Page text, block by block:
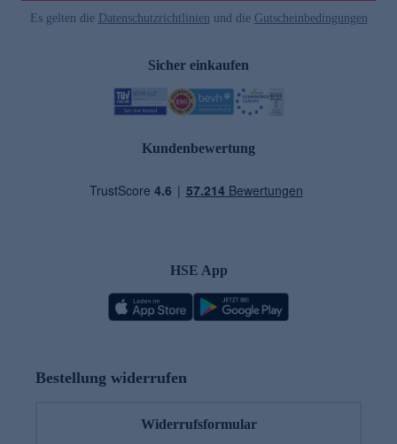
Es gelten die Datenschutzrichtlinien und die Gutscheinbedingungen
Sicher einkaufen
Kundenbewertung
HSE App
Bestellung widerrufen
Widerrufsformular